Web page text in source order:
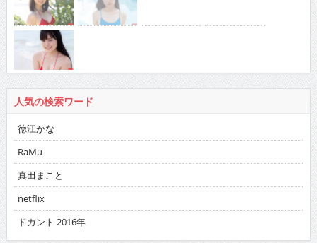
人気の検索ワード
徳江かな
RaMu
真田まこと
ドカント 2016年
バックナンバー